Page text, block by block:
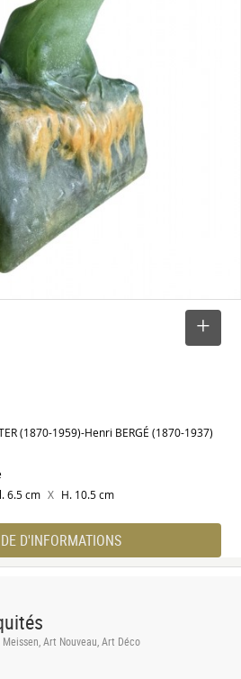
(1870-1959)-Henri BERGÉ (1870-1937)
l. 6.5 cm X H. 10.5 cm
D'INFORMATIONS
Art Nouveau, Art Déco